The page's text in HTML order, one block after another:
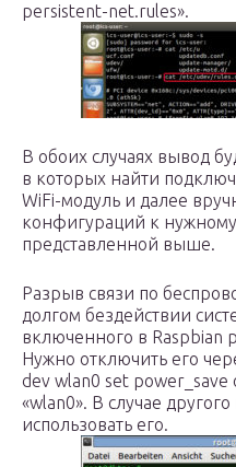
persistent-net.rules».
В обоих случаях вывод
в которых найти
WiFi-модуль и далее
конфигураций к
представленной выше.
Разрыв связи по
долгом бездействии
включенного в Raspbian
Нужно отключить его
dev wlan0 set
«wlan0». В случае
использовать его.